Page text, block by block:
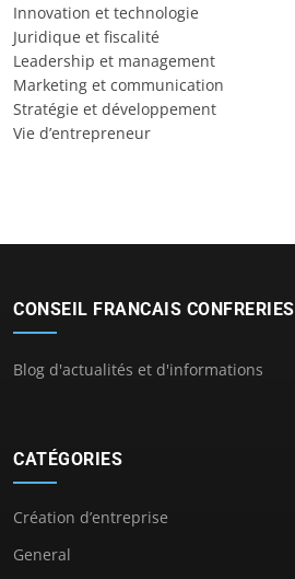
Innovation et technologie
Juridique et fiscalité
Leadership et management
Marketing et communication
Stratégie et développement
Vie d’entrepreneur
CONSEIL FRANCAIS CONFRERIES
Blog d'actualités et d'informations
CATÉGORIES
Création d’entreprise
General